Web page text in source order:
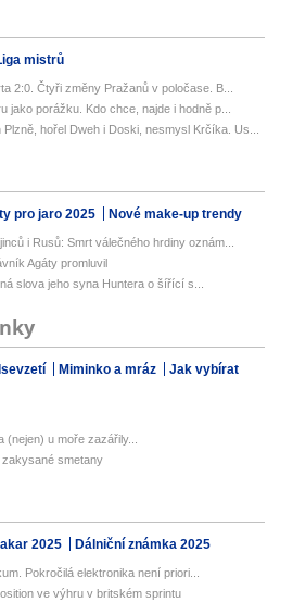
mistrů
2:0. Čtyři změny Pražanů v poločase. B...
jako porážku. Kdo chce, najde i hodně p...
hořel Dweh i Doski, nesmysl Krčíka. Us...
pro jaro 2025 Nové make-up trendy
i Rusů: Smrt válečného hrdiny oznám...
Agáty promluvil
slova jeho syna Huntera o šířící s...
Miminko a mráz
Jak vybírat
u moře zazářily...
smetany
2025 Dálniční známka 2025
Pokročilá elektronika není priori...
ve výhru v britském sprintu